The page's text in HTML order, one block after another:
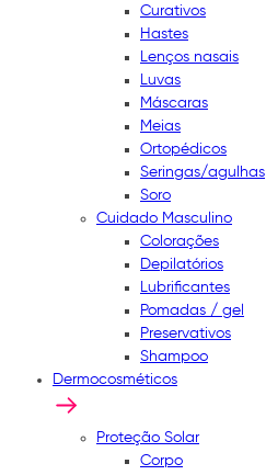
Curativos
Hastes
Lenços nasais
Luvas
Máscaras
Meias
Ortopédicos
Seringas/agulhas
Soro
Cuidado Masculino
Colorações
Depilatórios
Lubrificantes
Pomadas / gel
Preservativos
Shampoo
Dermocosméticos
Proteção Solar
Corpo